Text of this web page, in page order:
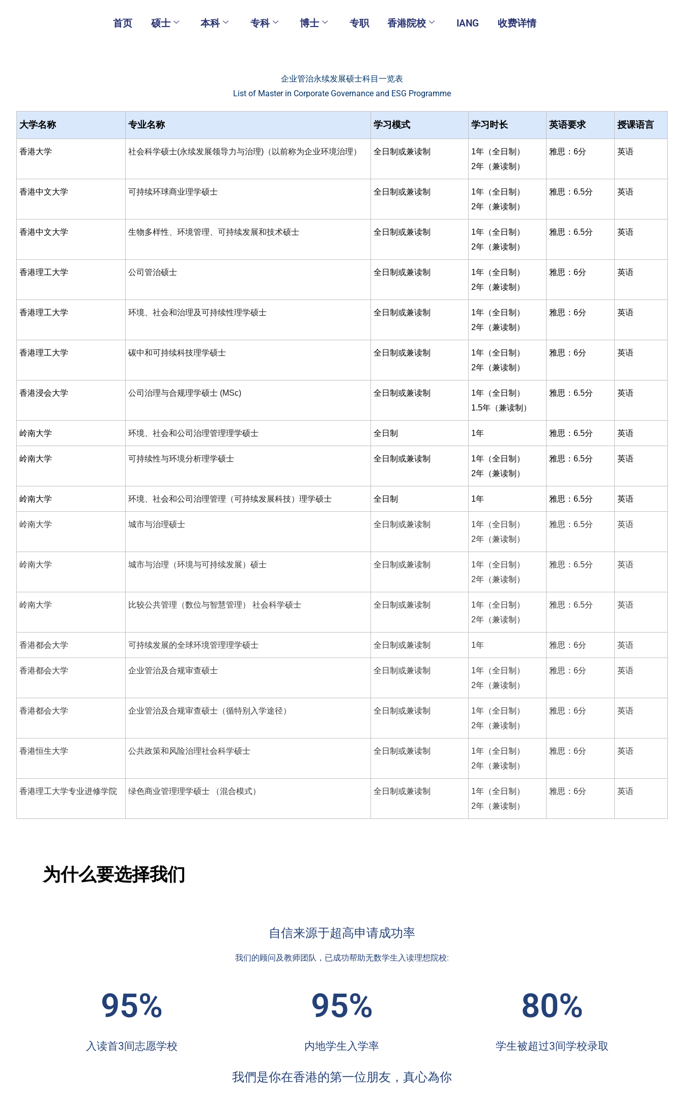
首页 硕士 本科 专科 博士 专职 香港院校 IANG 收费详情
企业管治永续发展硕士科目一览表
List of Master in Corporate Governance and ESG Programme
大学名称 专业名称 学习模式 学习时长 英语要求 授课语言
香港大学 社会科学硕士(永续发展领导力与治理)（以前称为企业环境治理） 全日制或兼读制
1年（全日制）
2年（兼读制）
雅思：6分 英语
香港中文大学 可持续环球商业理学硕士 全日制或兼读制
1年（全日制）
2年（兼读制）
雅思：6.5分 英语
香港中文大学 生物多样性、环境管理、可持续发展和技术硕士 全日制或兼读制
1年（全日制）
2年（兼读制）
雅思：6.5分 英语
香港理工大学 公司管治硕士 全日制或兼读制
1年（全日制）
2年（兼读制）
雅思：6分 英语
香港理工大学 环境、社会和治理及可持续性理学硕士 全日制或兼读制
1年（全日制）
2年（兼读制）
雅思：6分 英语
香港理工大学 碳中和可持续科技理学硕士 全日制或兼读制
1年（全日制）
2年（兼读制）
雅思：6分 英语
香港浸会大学 公司治理与合规理学硕士 (MSc) 全日制或兼读制
1年（全日制）
1.5年（兼读制）
雅思：6.5分 英语
岭南大学 环境、社会和公司治理管理理学硕士 全日制 1年 雅思：6.5分 英语
岭南大学 可持续性与环境分析理学硕士 全日制或兼读制
1年（全日制）
2年（兼读制）
雅思：6.5分 英语
岭南大学 环境、社会和公司治理管理（可持续发展科技）理学硕士 全日制 1年 雅思：6.5分 英语
岭南大学 城市与治理硕士 全日制或兼读制
1年（全日制）
2年（兼读制）
雅思：6.5分 英语
岭南大学 城市与治理（环境与可持续发展）硕士 全日制或兼读制
1年（全日制）
2年（兼读制）
雅思：6.5分 英语
岭南大学 比较公共管理（数位与智慧管理） 社会科学硕士 全日制或兼读制
1年（全日制）
2年（兼读制）
雅思：6.5分 英语
香港都会大学 可持续发展的全球环境管理理学硕士 全日制或兼读制 1年 雅思：6分 英语
香港都会大学 企业管治及合规审查硕士 全日制或兼读制
1年（全日制）
2年（兼读制）
雅思：6分 英语
香港都会大学 企业管治及合规审查硕士（循特别入学途径） 全日制或兼读制
1年（全日制）
2年（兼读制）
雅思：6分 英语
香港恒生大学 公共政策和风险治理社会科学硕士 全日制或兼读制
1年（全日制）
2年（兼读制）
雅思：6分 英语
香港理工大学专业进修学院 绿色商业管理理学硕士 （混合模式） 全日制或兼读制
1年（全日制）
2年（兼读制）
雅思：6分 英语
为什么要选择我们
自信来源于超高申请成功率
我们的顾问及教师团队，已成功帮助无数学生入读理想院校:
95%
入读首3间志愿学校
95%
内地学生入学率
80%
学生被超过3间学校录取
我們是你在香港的第一位朋友，真心為你